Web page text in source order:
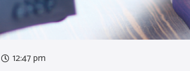
12:47 pm